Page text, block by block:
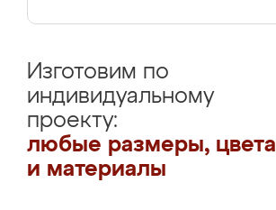
Изготовим по
индивидуальному
проекту:
любые размеры, цвета
и материалы